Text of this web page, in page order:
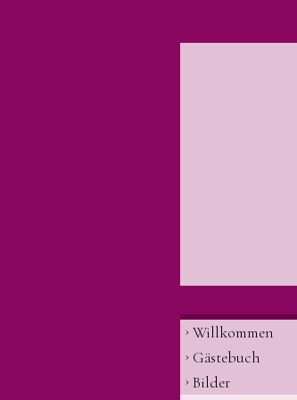
Willkommen
Gästebuch
Bilder